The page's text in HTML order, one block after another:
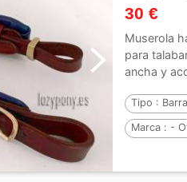
30 €
Muserola
para
ancha y
Tipo :
Marca : -